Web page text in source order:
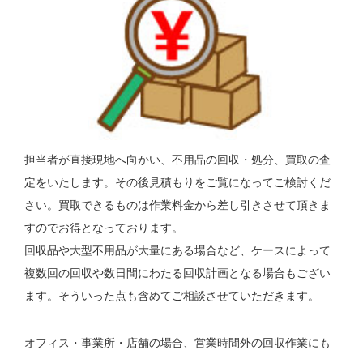
担当者が直接現地へ向かい、不用品の回収・処分、買取の査
定をいたします。その後見積もりをご覧になってご検討くだ
さい。買取できるものは作業料金から差し引きさせて頂きま
すのでお得となっております。
回収品や大型不用品が大量にある場合など、ケースによって
複数回の回収や数日間にわたる回収計画となる場合もござい
ます。そういった点も含めてご相談させていただきます。
オフィス・事業所・店舗の場合、営業時間外の回収作業にも